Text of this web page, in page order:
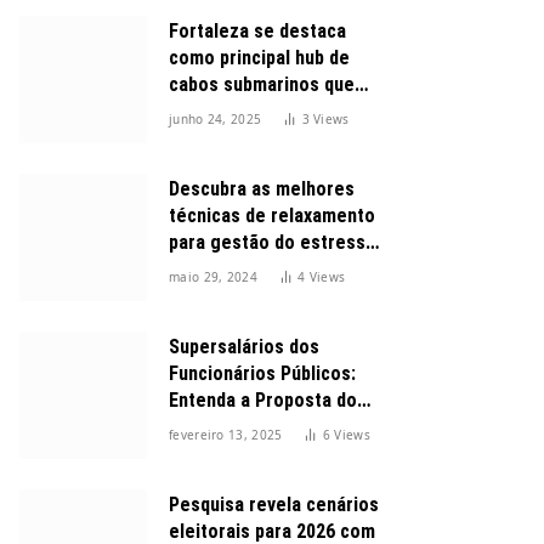
Fortaleza se destaca
como principal hub de
cabos submarinos que
conectam o Brasil ao
junho 24, 2025 3Views
Descubra as melhores
técnicas de relaxamento
para gestão do estresse
durante o dia
maio 29, 2024 4 Views
Supersalários dos
Funcionários Públicos:
Entenda a Proposta do
Governo para Limitar
fevereiro 13, 2025 6Views
Pesquisa revela cenários
eleitorais para 2026 com